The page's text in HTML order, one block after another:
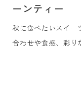
ーンティー
秋に食べたいスイー
合わせや食感、彩り
贅沢に3品をご用意
に5年連続掲載の白
ザ・レストラン」